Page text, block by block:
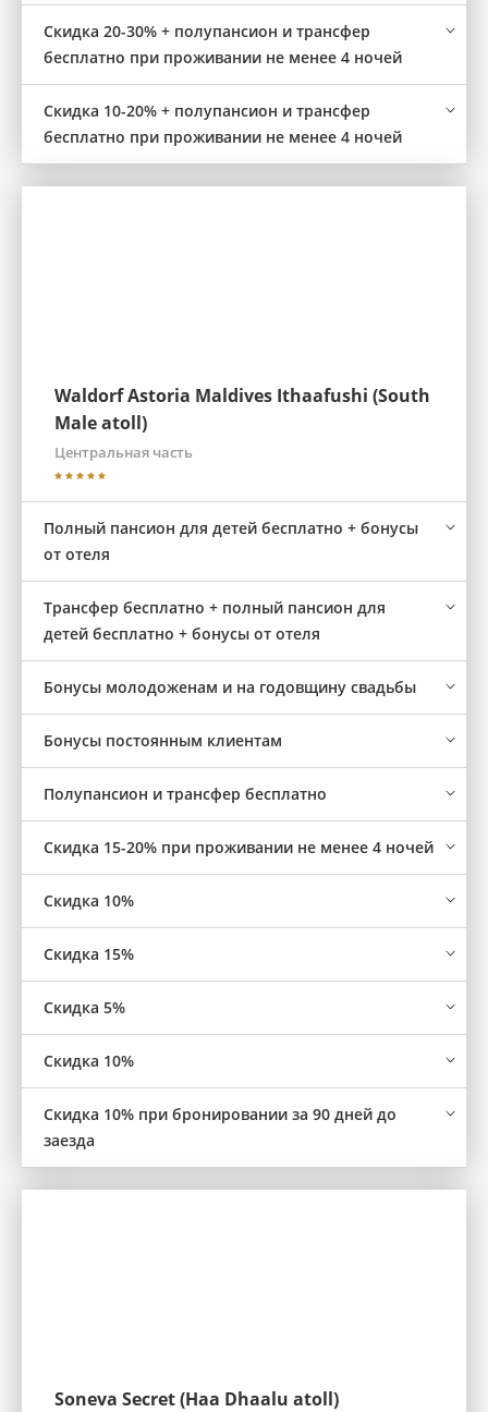
Скидка 20-30% + полупансион и трансфер
бесплатно при проживании не менее 4 ночей
Скидка 10-20% + полупансион и трансфер
бесплатно при проживании не менее 4 ночей
Waldorf Astoria Maldives Ithaafushi (South
Male atoll)
Центральная часть
Полный пансион для детей бесплатно + бонусы
от отеля
Трансфер бесплатно + полный пансион для
детей бесплатно + бонусы от отеля
Бонусы молодоженам и на годовщину свадьбы
Бонусы постоянным клиентам
Полупансион и трансфер бесплатно
Скидка 15-20% при проживании не менее 4 ночей
Скидка 10%
Скидка 15%
Скидка 5%
Скидка 10%
Скидка 10% при бронировании за 90 дней до
заезда
Soneva Secret (Haa Dhaalu atoll)